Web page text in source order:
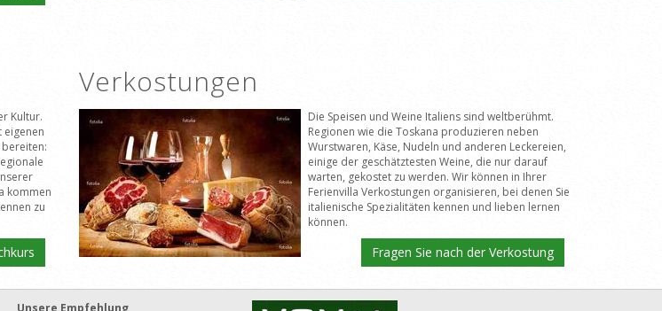
Kultur.
eigenen
kommen
zu
Verkostungen
Die Speisen und Weine Italiens sind weltberühmt.
Regionen wie die Toskana produzieren neben
Wurstwaren, Käse, Nudeln und anderen Leckereien,
einige der geschätztesten Weine, die nur darauf
warten, gekostet zu werden. Wir können in Ihrer
Ferienvilla Verkostungen organisieren, bei denen Sie
italienische Spezialitäten kennen und lieben lernen
können.
Fragen Sie nach der Verkostung
Unsere Empfehlung